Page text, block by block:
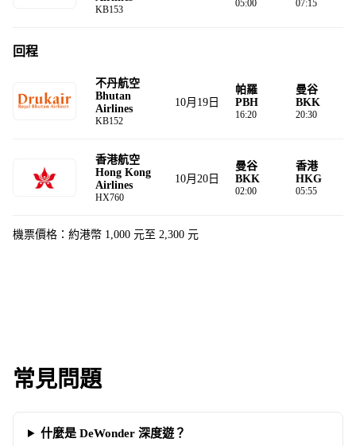
KB153
05:00 07:15
回程
不丹航空
Bhutan
Airlines
KB152
10月19日
帕羅
PBH
16:20
曼⾕
BKK
20:30
香港航空
Hong Kong
Airlines
HX760
10月20日
曼⾕
BKK
02:00
香港
HKG
05:55
機票價格：約港幣 1,000 元至 2,300 元
常見問題
什麼是 DeWonder 深度遊？